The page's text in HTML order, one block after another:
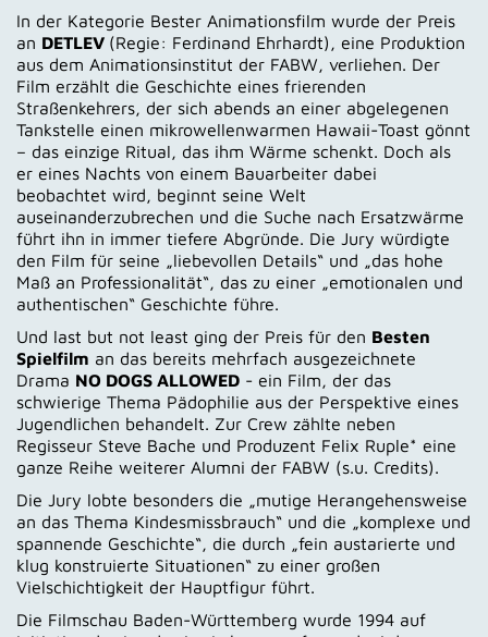
In der Kategorie Bester Animationsfilm wurde der Preis
an DETLEV (Regie: Ferdinand Ehrhardt), eine Produktion
aus dem Animationsinstitut der FABW, verliehen. Der
Film erzählt die Geschichte eines frierenden
Straßenkehrers, der sich abends an einer abgelegenen
Tankstelle einen mikrowellenwarmen Hawaii-Toast gönnt
– das einzige Ritual, das ihm Wärme schenkt. Doch als
er eines Nachts von einem Bauarbeiter dabei
beobachtet wird, beginnt seine Welt
auseinanderzubrechen und die Suche nach Ersatzwärme
führt ihn in immer tiefere Abgründe. Die Jury würdigte
den Film für seine „liebevollen Details“ und „das hohe
Maß an Professionalität“, das zu einer „emotionalen und
authentischen“ Geschichte führe.
Und last but not least ging der Preis für den Besten
Spielfilm an das bereits mehrfach ausgezeichnete
Drama NO DOGS ALLOWED - ein Film, der das
schwierige Thema Pädophilie aus der Perspektive eines
Jugendlichen behandelt. Zur Crew zählte neben
Regisseur Steve Bache und Produzent Felix Ruple* eine
ganze Reihe weiterer Alumni der FABW (s.u. Credits).
Die Jury lobte besonders die „mutige Herangehensweise
an das Thema Kindesmissbrauch“ und die „komplexe und
spannende Geschichte“, die durch „fein austarierte und
klug konstruierte Situationen“ zu einer großen
Vielschichtigkeit der Hauptfigur führt.
Die Filmschau Baden-Württemberg wurde 1994 auf